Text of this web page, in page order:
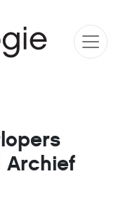
Archief